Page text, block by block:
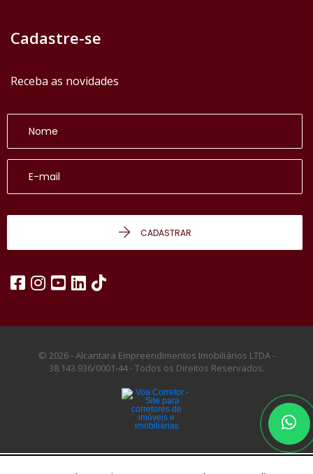
Cadastre-se
Receba as novidades
CADASTRAR
© 2026 - Alcantara Empreendimentos Imobiliários LTDA -
38.143.936/0001-44 -Todos os Direitos Reservados.